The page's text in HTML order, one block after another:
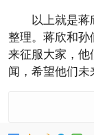
以上就是蒋
整理。蒋欣和孙
来征服大家，他
闻，希望他们未